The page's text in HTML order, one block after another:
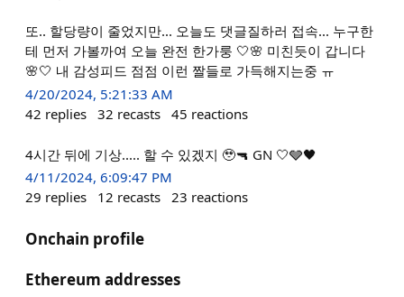
또.. 할당량이 줄었지만... 오늘도 댓글질하러 접속... 누구한
테 먼저 가볼까여 오늘 완전 한가룽 🤍🌸 미친듯이 갑니다
🌸🤍 내 감성피드 점점 이런 짤들로 가득해지는중 ㅠ
4/20/2024, 5:21:33 AM
42 replies 32 recasts 45 reactions
4시간 뒤에 기상..... 할 수 있겠지 🥹🔫 GN 🤍🩶🖤
4/11/2024, 6:09:47 PM
29 replies 12 recasts 23 reactions
Onchain profile
Ethereum addresses